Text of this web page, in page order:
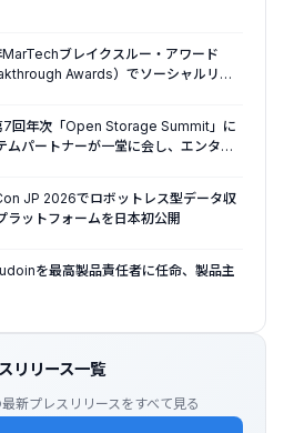
ブレイクスルー・アワード
Awards）でソーシャルリス
回年次「Open Storage Summit」に
ムパートナーが一堂に会し、エンター
JP 2026でロボットレス型データ収
ラットフォームを日本初公開
を最高製品責任者に任命、製品主
リリース一覧
新プレスリリースをすべて見る